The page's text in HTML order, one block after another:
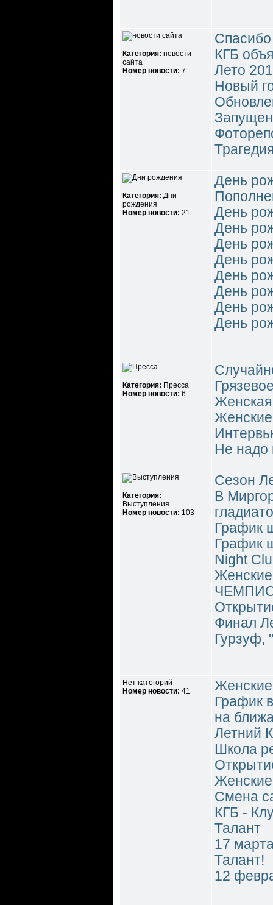
Категория: новости
сайта
Номер новости: 7
КГБ
Лето
Новый
Категория: Дни
рождения
Номер новости: 21
День
День
День
День
День
День
День
День
День
Категория: Пресса
Номер новости: 6
Не надо
Категория:
Выступления
Номер новости: 103
Сезон
В
График
График
Night
Финал
Гурзуф,
Нет категорий
Номер новости: 41
График
на
Летний
Школа
Женские
Смена
КГБ -
Талант
17
Талант!
12